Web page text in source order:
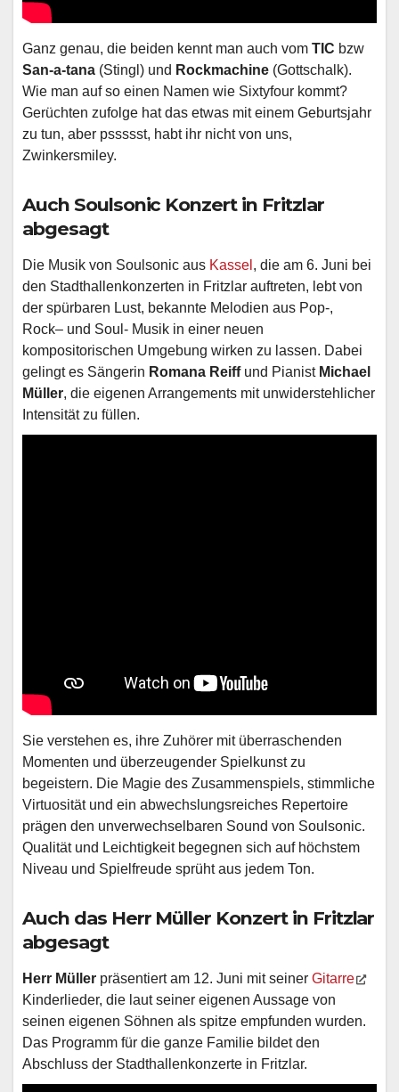
Ganz genau, die beiden kennt man auch vom TIC bzw
San-a-tana (Stingl) und Rockmachine (Gottschalk).
Wie man auf so einen Namen wie Sixtyfour kommt?
Gerüchten zufolge hat das etwas mit einem Geburtsjahr
zu tun, aber pssssst, habt ihr nicht von uns,
Zwinkersmiley.
Auch Soulsonic Konzert in Fritzlar
abgesagt
Die Musik von Soulsonic aus Kassel , die am 6. Juni bei
den Stadthallenkonzerten in Fritzlar auftreten, lebt von
der spürbaren Lust, bekannte Melodien aus Pop-,
Rock– und Soul- Musik in einer neuen
kompositorischen Umgebung wirken zu lassen. Dabei
gelingt es Sängerin Romana Reiffund Pianist Michael
Müller, die eigenen Arrangements mit unwiderstehlicher
Intensität zu füllen.
Sie verstehen es, ihre Zuhörer mit überraschenden
Momenten und überzeugender Spielkunst zu
begeistern. Die Magie des Zusammenspiels, stimmliche
Virtuosität und ein abwechslungsreiches Repertoire
prägen den unverwechselbaren Sound von Soulsonic.
Qualität und Leichtigkeit begegnen sich auf höchstem
Niveau und Spielfreude sprüht aus jedem Ton.
Auch das Herr Müller Konzert in Fritzlar
abgesagt
Herr Müller präsentiert am 12. Juni mit seiner Gitarre
Kinderlieder, die laut seiner eigenen Aussage von
seinen eigenen Söhnen als spitze empfunden wurden.
Das Programm für die ganze Familie bildet den
Abschluss der Stadthallenkonzerte in Fritzlar.